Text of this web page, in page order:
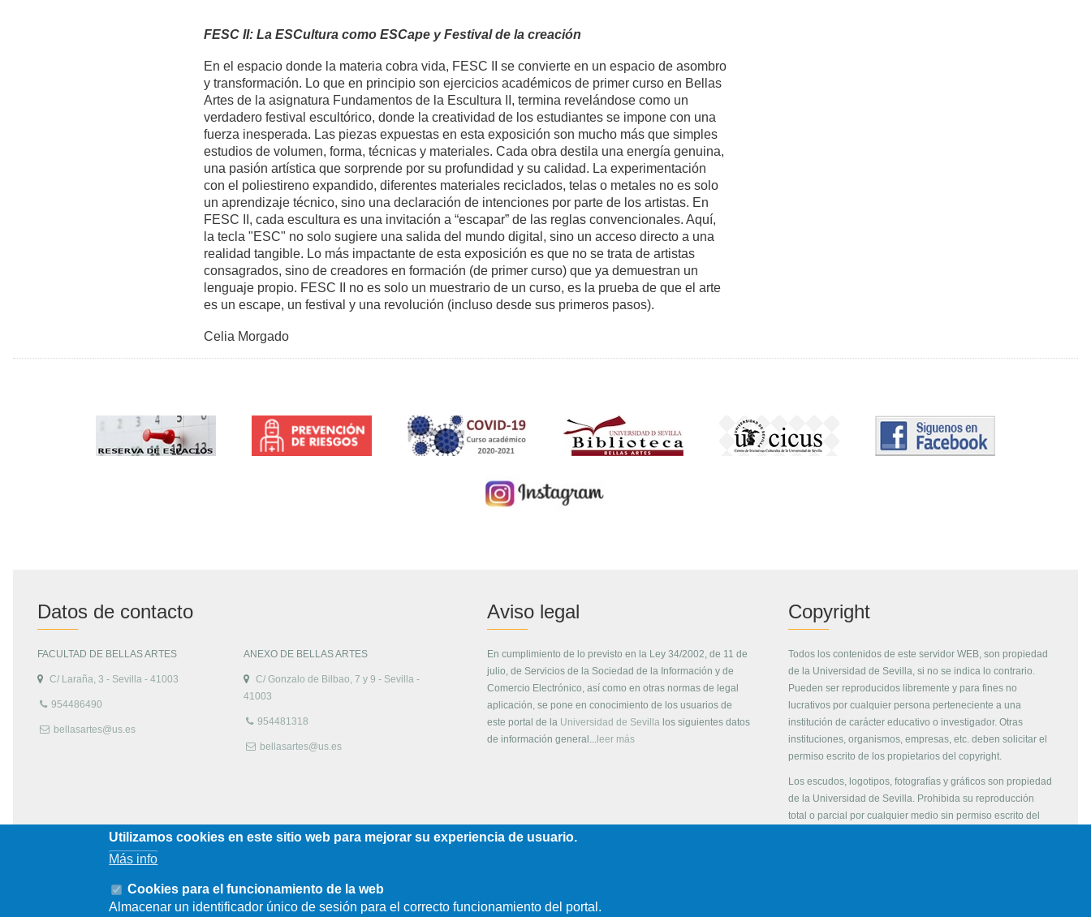
FESC II: La ESCultura como ESCape y Festival de la creación
En el espacio donde la materia cobra vida, FESC II se convierte en un espacio de asombro
y transformación. Lo que en principio son ejercicios académicos de primer curso en Bellas
Artes de la asignatura Fundamentos de la Escultura II, termina revelándose como un
verdadero festival escultórico, donde la creatividad de los estudiantes se impone con una
fuerza inesperada. Las piezas expuestas en esta exposición son mucho más que simples
estudios de volumen, forma, técnicas y materiales. Cada obra destila una energía genuina,
una pasión artística que sorprende por su profundidad y su calidad. La experimentación
con el poliestireno expandido, diferentes materiales reciclados, telas o metales no es solo
un aprendizaje técnico, sino una declaración de intenciones por parte de los artistas. En
FESC II, cada escultura es una invitación a “escapar” de las reglas convencionales. Aquí,
la tecla "ESC" no solo sugiere una salida del mundo digital, sino un acceso directo a una
realidad tangible. Lo más impactante de esta exposición es que no se trata de artistas
consagrados, sino de creadores en formación (de primer curso) que ya demuestran un
lenguaje propio. FESC II no es solo un muestrario de un curso, es la prueba de que el arte
es un escape, un festival y una revolución (incluso desde sus primeros pasos).
Celia Morgado
Datos de contacto
FACULTAD DE BELLAS ARTES
C/ Laraña, 3 - Sevilla - 41003
954486490
bellasartes@us.es
ANEXO DE BELLAS ARTES
C/ Gonzalo de Bilbao, 7 y 9 - Sevilla -
41003
954481318
bellasartes@us.es
Aviso legal
En cumplimiento de lo previsto en la Ley 34/2002, de 11 de
julio, de Servicios de la Sociedad de la Información y de
Comercio Electrónico, así como en otras normas de legal
aplicación, se pone en conocimiento de los usuarios de
este portal de la Universidad de Sevilla los siguientes datos
de información general... leer más
Copyright
Todos los contenidos de este servidor WEB, son propiedad
de la Universidad de Sevilla, si no se indica lo contrario.
Pueden ser reproducidos libremente y para fines no
lucrativos por cualquier persona perteneciente a una
institución de carácter educativo o investigador. Otras
instituciones, organismos, empresas, etc. deben solicitar el
permiso escrito de los propietarios del copyright.
Los escudos, logotipos, fotografías y gráficos son propiedad
de la Universidad de Sevilla. Prohibida su reproducción
total o parcial por cualquier medio sin permiso escrito del
Utilizamos cookies en este sitio web para mejorar su experiencia de usuario.
Más info
Cookies para el funcionamiento de la web
Almacenar un identificador único de sesión para el correcto funcionamiento del portal.